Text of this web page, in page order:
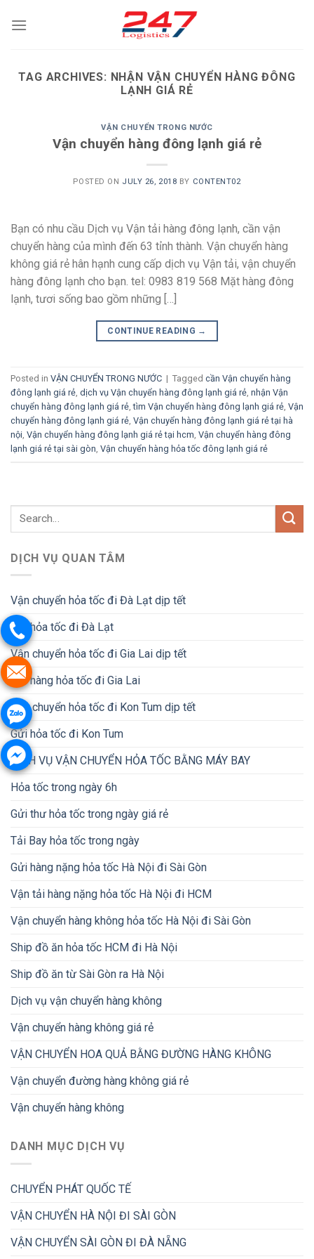
TAG ARCHIVES: NHẬN VẬN CHUYỂN HÀNG ĐÔNG
LẠNH GIÁ RẺ
VẬN CHUYỂN TRONG NƯỚC
Vận chuyển hàng đông lạnh giá rẻ
POSTED ON JULY 26, 2018 BY CONTENT02
Bạn có nhu cầu Dịch vụ Vận tải hàng đông lạnh, cần vận
chuyển hàng của mình đến 63 tỉnh thành. Vận chuyển hàng
không giá rẻ hân hạnh cung cấp dịch vụ Vận tải, vận chuyển
hàng đông lạnh cho bạn. tel: 0983 819 568 Mặt hàng đông
lạnh, tươi sống bao gồm những […]
CONTINUE READING →
Posted in VẬN CHUYỂN TRONG NƯỚC | Tagged cần Vận chuyển hàng
đông lạnh giá rẻ dịch vụ Vận chuyển hàng đông lạnh giá rẻ nhận Vận
chuyển hàng đông lạnh giá rẻ ,tìm Vận chuyển hàng đông lạnh giá rẻ Vận
chuyển hàng đông lạnh giá rẻ Vận chuyển hàng đông lạnh giá rẻ tại hà
nội Vận chuyển hàng đông lạnh giá rẻ tại hcm Vận chuyển hàng đông
lạnh giá rẻ tại sài gòn Vận chuyển hàng hỏa tốc đông lạnh giá rẻ
DỊCH VỤ QUAN TÂM
Vận chuyển hỏa tốc đi Đà Lạt dịp tết
Gửi hỏa tốc đi Đà Lạt
Vận chuyển hỏa tốc đi Gia Lai dịp tết
Gửi hàng hỏa tốc đi Gia Lai
Vận chuyển hỏa tốc đi Kon Tum dịp tết
Gửi hỏa tốc đi Kon Tum
DỊCH VỤ VẬN CHUYỂN HỎA TỐC BẰNG MÁY BAY
Hỏa tốc trong ngày 6h
Gửi thư hỏa tốc trong ngày giá rẻ
Tải Bay hỏa tốc trong ngày
Gửi hàng nặng hỏa tốc Hà Nội đi Sài Gòn
Vận tải hàng nặng hỏa tốc Hà Nội đi HCM
Vận chuyển hàng không hỏa tốc Hà Nội đi Sài Gòn
Ship đồ ăn hỏa tốc HCM đi Hà Nội
Ship đồ ăn từ Sài Gòn ra Hà Nội
Dịch vụ vận chuyển hàng không
Vận chuyển hàng không giá rẻ
VẬN CHUYỂN HOA QUẢ BẰNG ĐƯỜNG HÀNG KHÔNG
Vận chuyển đường hàng không giá rẻ
Vận chuyển hàng không
DANH MỤC DỊCH VỤ
CHUYỂN PHÁT QUỐC TẾ
VẬN CHUYỂN HÀ NỘI ĐI SÀI GÒN
VẬN CHUYỂN SÀI GÒN ĐI ĐÀ NẴNG